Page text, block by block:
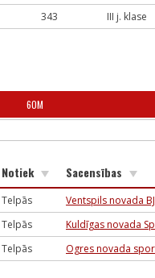
343 III j. klase
60M
Notiek Sacensības
Telpās Ventspils novada
Telpās Kuldīgas novada
Telpās Ogres novada